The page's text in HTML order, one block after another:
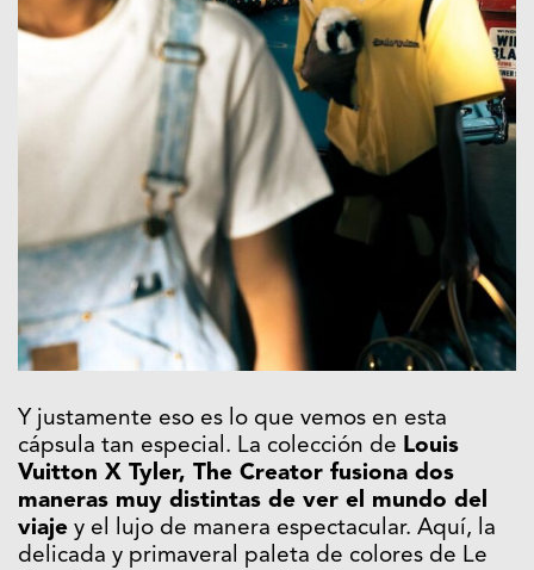
Y justamente eso es lo que vemos en esta
cápsula tan especial. La colección de Louis
Vuitton X Tyler, The Creator fusiona dos
maneras muy distintas de ver el mundo del
viaje y el lujo de manera espectacular. Aquí, la
delicada y primaveral paleta de colores de Le